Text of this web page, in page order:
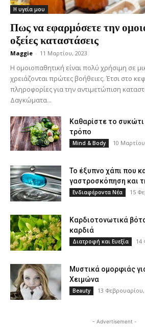
Η υγεία μου
Πως να εφαρμόσετε την
οξείες καταστάσεις
Maggie - 11 Μαρτίου, 2023
Η ομοιοπαθητική είναι πολύ χρήσιμη σε
χρειάζονται πρώτες βοήθειες. Έτσι στο
πληροφορίες για την αντιμετώπιση
Δαγκώματα...
Καθαρίστε το
τρόπο
Mind & Body 10
Το έξυπνο χάπι που
γαστροσκόπηση και
Ενδιαφέροντα Νέα 15
Καρδιοτονωτικά
καρδιά
Διατροφή και Ευεξία 14
Μυστικά ομορφιάς
Χειμώνα
Beauty 13 Φεβρουαρίου,
- Advertisement -